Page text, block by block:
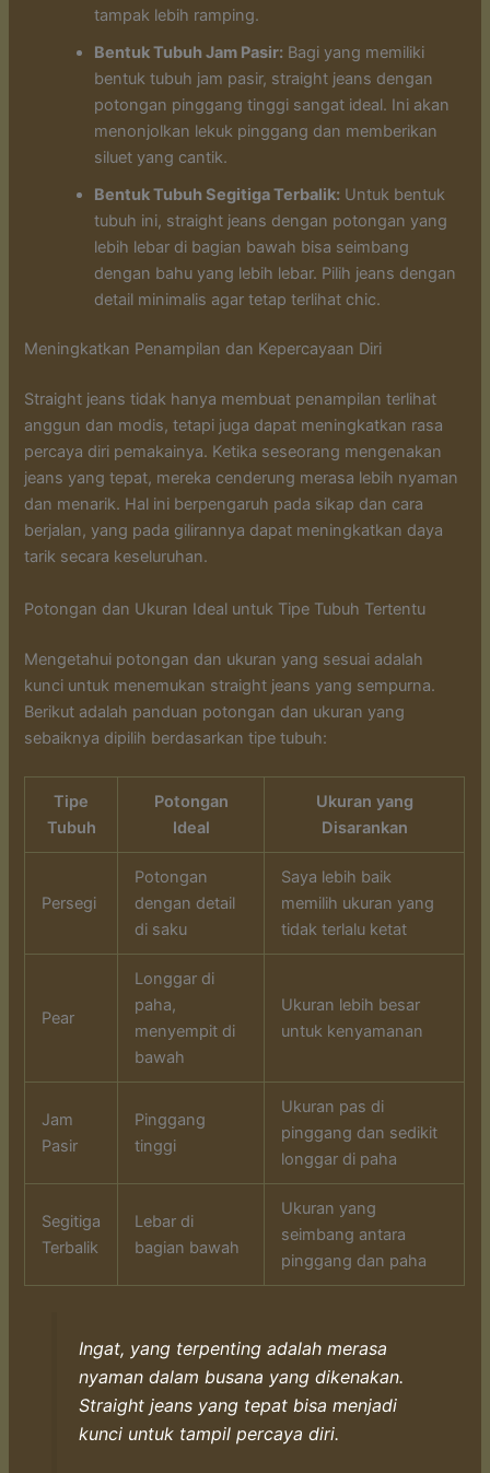
tampak lebih ramping.
Bentuk Tubuh Jam Pasir: Bagi yang memiliki
bentuk tubuh jam pasir, straight jeans dengan
potongan pinggang tinggi sangat ideal. Ini akan
menonjolkan lekuk pinggang dan memberikan
siluet yang cantik.
Bentuk Tubuh Segitiga Terbalik: Untuk bentuk
tubuh ini, straight jeans dengan potongan yang
lebih lebar di bagian bawah bisa seimbang
dengan bahu yang lebih lebar. Pilih jeans dengan
detail minimalis agar tetap terlihat chic.
Meningkatkan Penampilan dan Kepercayaan Diri
Straight jeans tidak hanya membuat penampilan terlihat
anggun dan modis, tetapi juga dapat meningkatkan rasa
percaya diri pemakainya. Ketika seseorang mengenakan
jeans yang tepat, mereka cenderung merasa lebih nyaman
dan menarik. Hal ini berpengaruh pada sikap dan cara
berjalan, yang pada gilirannya dapat meningkatkan daya
tarik secara keseluruhan.
Potongan dan Ukuran Ideal untuk Tipe Tubuh Tertentu
Mengetahui potongan dan ukuran yang sesuai adalah
kunci untuk menemukan straight jeans yang sempurna.
Berikut adalah panduan potongan dan ukuran yang
sebaiknya dipilih berdasarkan tipe tubuh:
Tipe
Tubuh
Potongan
Ideal
Ukuran yang
Disarankan
Persegi
Potongan
dengan detail
di saku
Saya lebih baik
memilih ukuran yang
tidak terlalu ketat
Pear
Longgar di
paha,
menyempit di
bawah
Ukuran lebih besar
untuk kenyamanan
Jam
Pasir
Pinggang
tinggi
Ukuran pas di
pinggang dan sedikit
longgar di paha
Segitiga
Terbalik
Lebar di
bagian bawah
Ukuran yang
seimbang antara
pinggang dan paha
Ingat, yang terpenting adalah merasa
nyaman dalam busana yang dikenakan.
Straight jeans yang tepat bisa menjadi
kunci untuk tampil percaya diri.